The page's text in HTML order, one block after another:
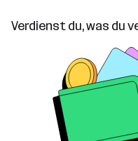
Verdienst du, was du